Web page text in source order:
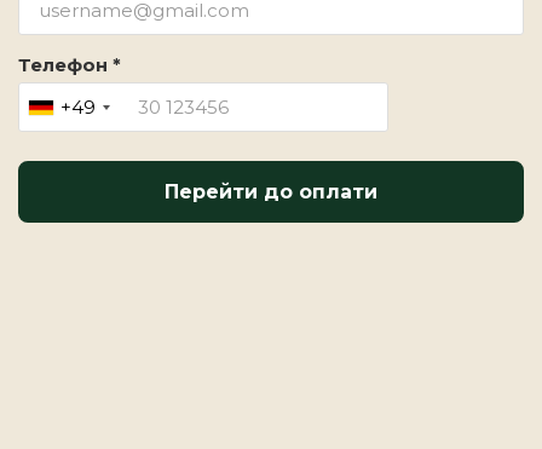
Телефон *
+49
Перейти до оплати